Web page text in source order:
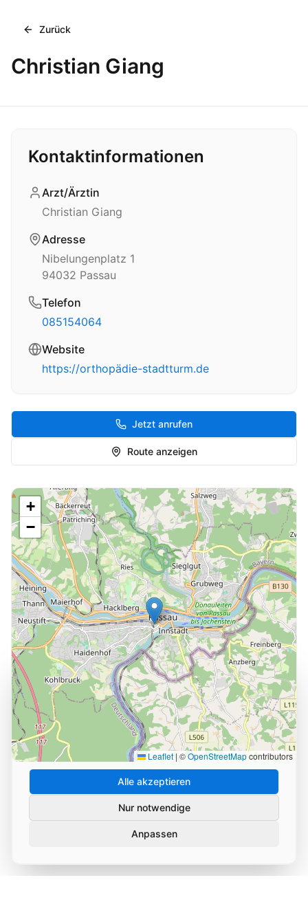
Cookie-Einstellungen
Wir verwenden Cookies und ähnliche Technologien, um
die Nutzung unserer Website zu analysieren und zu
verbessern. Durch Ihre Zustimmung helfen Sie uns,
unseren Service zu optimieren.
Alle akzeptieren
Nur notwendige
Anpassen
Zurück
Christian Giang
Kontaktinformationen
Arzt/Ärztin
Christian Giang
Adresse
Nibelungenplatz 1
94032 Passau
Telefon
085154064
Website
https://orthopädie-stadtturm.de
Jetzt anrufen
Route anzeigen
+
−
Leaflet | ©OpenStreetMapcontributors